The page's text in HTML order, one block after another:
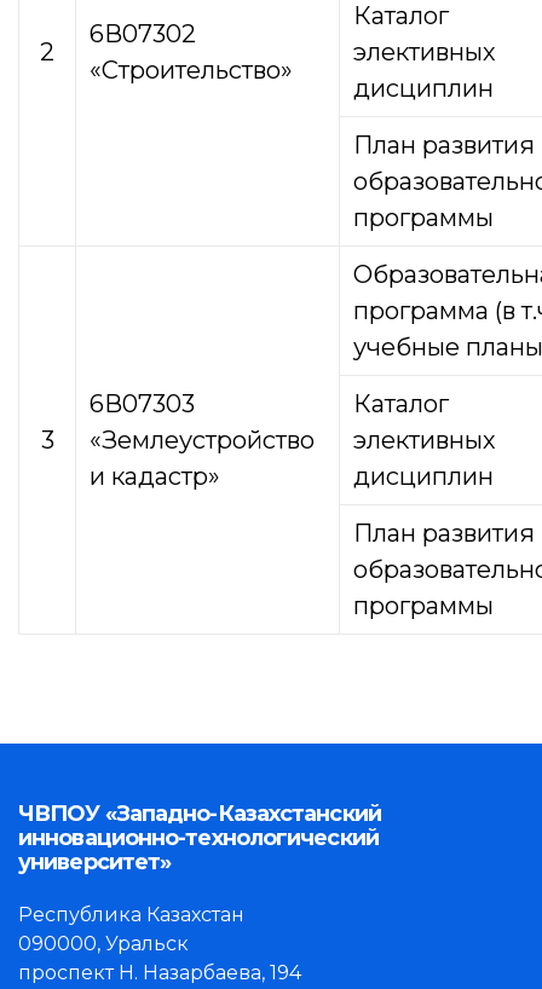
2
6В07302
«Строительство»
Каталог
элективных
дисциплин
План развития
программы
3
6В07303
«Землеустройство
и кадастр»
программа (в
учебные
Каталог
элективных
дисциплин
План развития
программы
ЧВПОУ «Западно-Казахстанский
инновационно-технологический
университет»
Республика Казахстан
090000, Уральск
проспект Н. Назарбаева, 194